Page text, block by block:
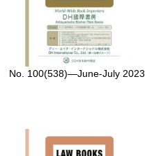
No. 100(538)—June-July 2023